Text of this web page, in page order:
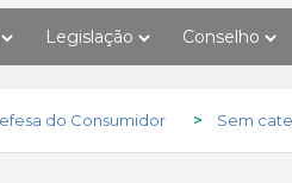
Legislação Conselho
do Consumidor > Sem